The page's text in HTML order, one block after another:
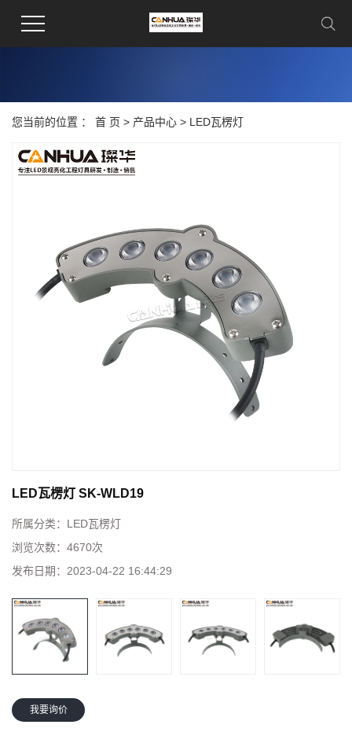
您当前的位置 ： 首 页 > 产品中心 > LED瓦楞灯
LED瓦楞灯 SK-WLD19
所属分类： LED瓦楞灯
浏览次数： 4670次
发布日期： 2023-04-22 16:44:29
我要询价